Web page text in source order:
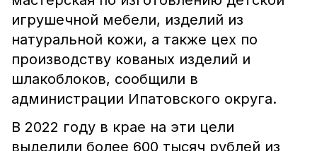
игрушечной мебели, изделий из
натуральной кожи, а также цех по
производству кованых изделий и
шлакоблоков, сообщили в
администрации Ипатовского округа.
В 2022 году в крае на эти цели
выделили более 600 тысяч рублей из